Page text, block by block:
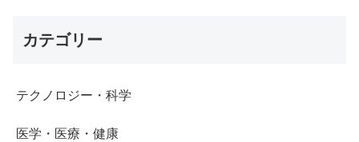
カテゴリー
テクノロジー・科学
医学・医療・健康